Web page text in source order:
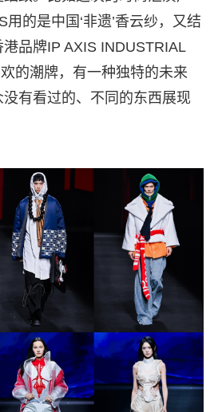
用的是中国‘非遗’香云纱，又结
品牌IP AXIS INDUSTRIAL
的潮牌，有一种独特的未来
有看过的、不同的东西展现